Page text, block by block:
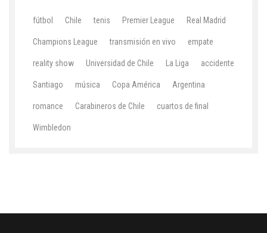
fútbol Chile tenis Premier League Real Madrid
Champions League transmisión en vivo empate
reality show Universidad de Chile La Liga accidente
Santiago música Copa América Argentina
romance Carabineros de Chile cuartos de final
Wimbledon